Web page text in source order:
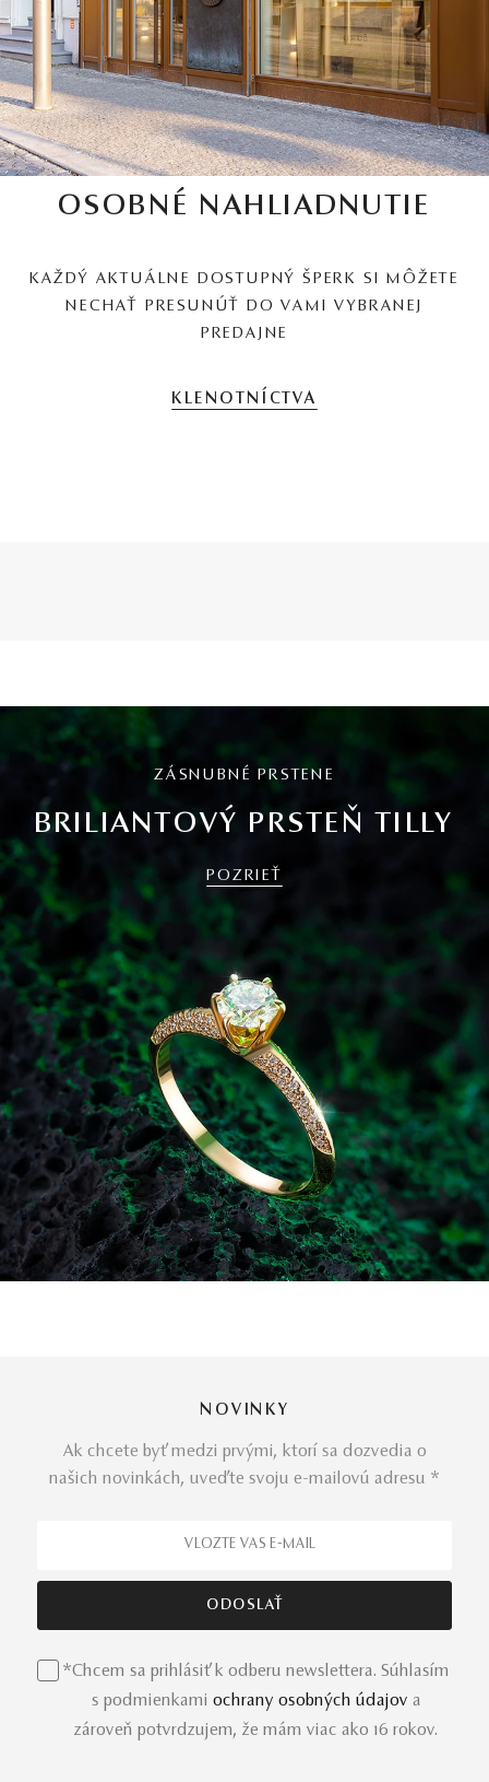
OSOBNÉ NAHLIADNUTIE
KAŽDÝ AKTUÁLNE DOSTUPNÝ ŠPERK SI MÔŽETE
NECHAŤ PRESUNÚŤ DO VAMI VYBRANEJ
PREDAJNE
KLENOTNÍCTVA
ZÁSNUBNÉ PRSTENE
BRILIANTOVÝ PRSTEŇ TILLY
POZRIEŤ
NOVINKY
Ak chcete byť medzi prvými, ktorí sa dozvedia o
našich novinkách, uveďte svoju e-mailovú adresu *
*Chcem sa prihlásiť k odberu newslettera. Súhlasím
s podmienkami ochrany osobných údajov a
zároveň potvrdzujem, že mám viac ako 16 rokov.